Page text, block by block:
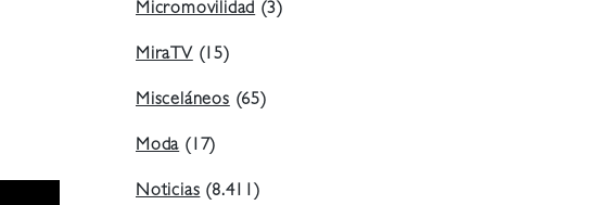
Micromovilidad(3)
MiraTV(15)
Misceláneos(65)
Moda(17)
Noticias(8.411)